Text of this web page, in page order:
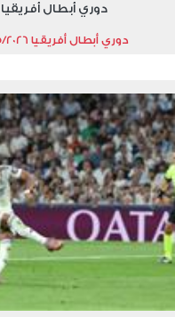
دوري أبطال أفريقيا
دوري أبطال أفريقيا 2025/2026